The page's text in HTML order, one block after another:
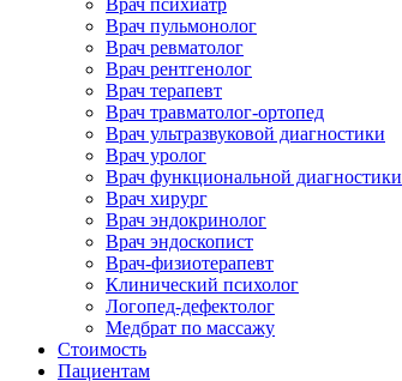
Врач психиатр
Врач пульмонолог
Врач ревматолог
Врач рентгенолог
Врач терапевт
Врач травматолог-ортопед
Врач ультразвуковой диагностики
Врач уролог
Врач функциональной диагностики
Врач хирург
Врач эндокринолог
Врач эндоскопист
Врач-физиотерапевт
Клинический психолог
Логопед-дефектолог
Медбрат по массажу
Стоимость
Пациентам